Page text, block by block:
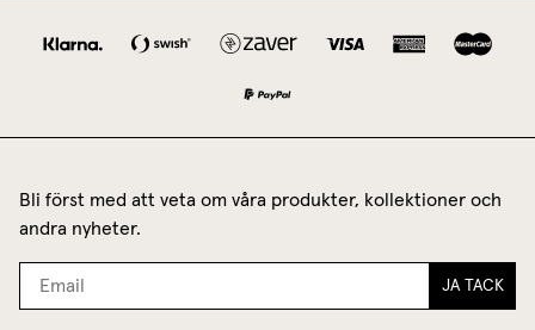
Bli först med att veta om våra produkter, kollektioner och
andra nyheter.
JA TACK